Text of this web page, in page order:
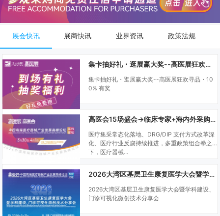
展会快讯 展商快讯 业界资讯 政策法规
集卡抽好礼・逛展赢大奖--高医展狂欢寻品・100% 有奖
集卡抽好礼・逛展赢大奖--高医展狂欢寻品・10
0% 有奖
高医会15场盛会→临床专家+海内外采购商双向对接
医疗集采常态化落地、DRG/DIP 支付方式改革深
化、医疗行业反腐持续推进，多重政策组合拳之
下，医疗器械...
2026大湾区基层卫生康复医学大会暨学科建设、门诊可视化微创技术分享会
2026大湾区基层卫生康复医学大会暨学科建设、
门诊可视化微创技术分享会